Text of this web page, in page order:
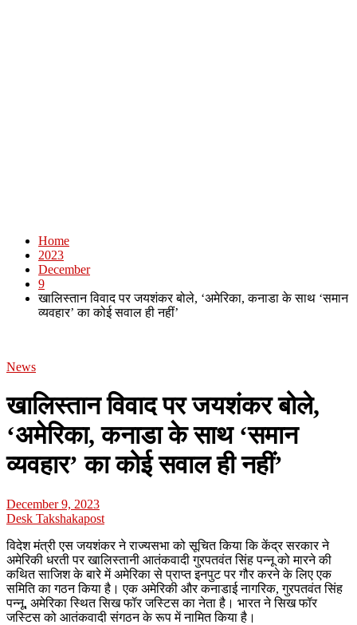
Home
2023
December
9
खालिस्तान विवाद पर जयशंकर बोले, ‘अमेरिका, कनाडा के साथ ‘समान
व्यवहार’ का कोई सवाल ही नहीं’
News
खालिस्तान विवाद पर जयशंकर बोले,
‘अमेरिका, कनाडा के साथ ‘समान
व्यवहार’ का कोई सवाल ही नहीं’
December 9, 2023
Desk Takshakapost
विदेश मंत्री एस जयशंकर ने राज्यसभा को सूचित किया कि केंद्र सरकार ने
अमेरिकी धरती पर खालिस्तानी आतंकवादी गुरपतवंत सिंह पन्नू को मारने की
कथित साजिश के बारे में अमेरिका से प्राप्त इनपुट पर गौर करने के लिए एक
समिति का गठन किया है। एक अमेरिकी और कनाडाई नागरिक, गुरपतवंत सिंह
पन्नू, अमेरिका स्थित सिख फॉर जस्टिस का नेता है। भारत ने सिख फॉर
जस्टिस को आतंकवादी संगठन के रूप में नामित किया है।